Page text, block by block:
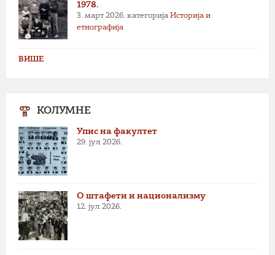
1978.
3. март 2026. категорија Историја и
етнографија
ВИШЕ
КОЛУМНЕ
Упис на факултет
29. јул 2026.
О штафети и национализму
12. јул 2026.